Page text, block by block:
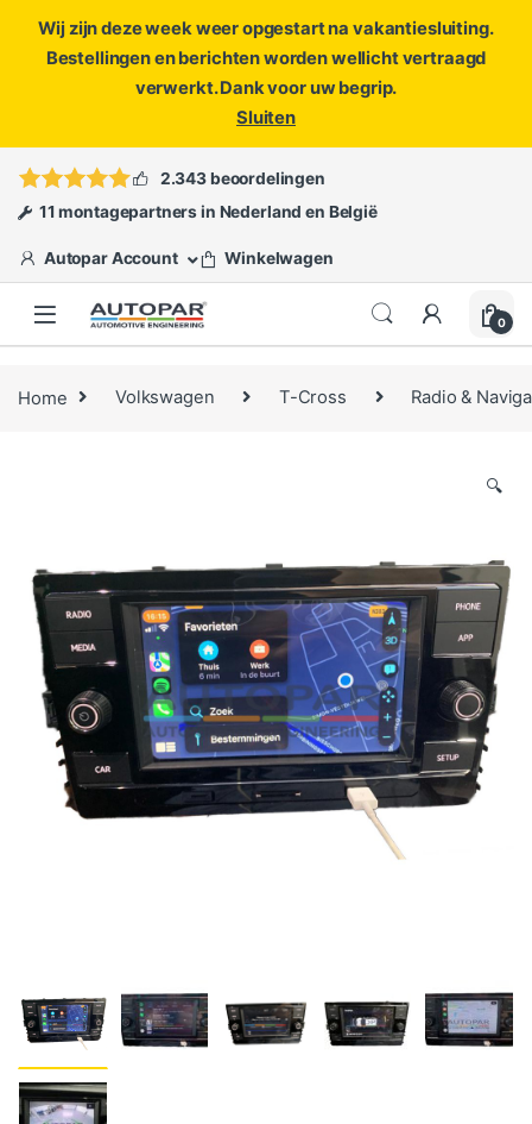
Wij zijn deze week weer opgestart na vakantiesluiting.
Bestellingen en berichten worden wellicht vertraagd
verwerkt. Dank voor uw begrip.
Sluiten
ofopen een ticket
2.343 beoordelingen
11 montagepartners in Nederland en België
Autopar Account Winkelwagen
0
Home Volkswagen T-Cross Radio &
🔍